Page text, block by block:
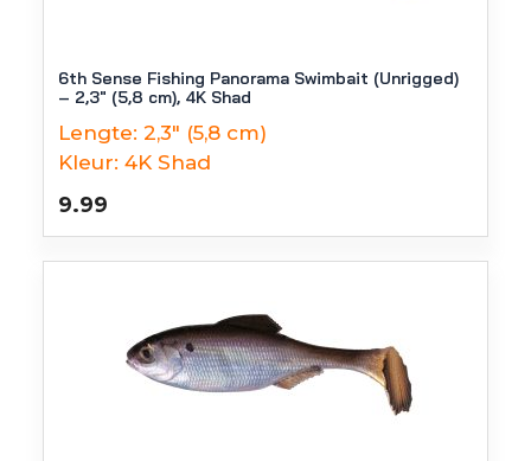
6th Sense Fishing Panorama Swimbait (Unrigged)
– 2,3″ (5,8 cm), 4K Shad
Lengte: 2,3" (5,8 cm)
Kleur: 4K Shad
9.99